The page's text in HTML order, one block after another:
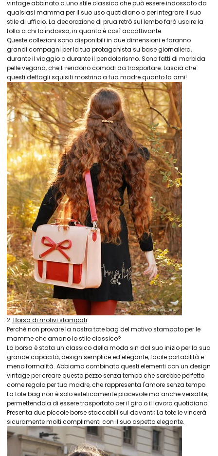
vintage abbinato a uno stile classico che può essere indossato da
qualsiasi mamma per il suo uso quotidiano o per integrare il suo
stile di ufficio. La decorazione di prua retrò sul lembo farà uscire la
folla a chi lo indossa, in quanto è così accattivante.
Queste collezioni sono disponibili in due dimensioni e faranno
grandi compagni per la tua protagonista su base giornaliera,
durante il viaggio o durante il pendolarismo. Sono fatti di morbida
pelle vegana, che li rendono comodi da trasportare. Lascia che
questi dettagli squisiti mostrino a tua madre quanto la ami!
2. Borsa di motivi stampati
Perché non provare la nostra tote bag del motivo stampato per le
mamme che amano lo stile classico?
La borsa è stata un classico della moda sin dal suo inizio per la sua
grande capacità, design semplice ed elegante, facile portabilità e
meno formalità. Abbiamo combinato questi elementi con un design
vintage per creare questo pezzo senza tempo che sarebbe perfetto
come regalo per tua madre, che rappresenta l'amore senza tempo.
La tote bag non è solo esteticamente piacevole ma anche versatile,
permettendola di essere trasportato per il giro o il lavoro quotidiano.
Presenta due piccole borse staccabili sul davanti; La tote le vincerà
sicuramente molti complimenti con il suo aspetto elegante.